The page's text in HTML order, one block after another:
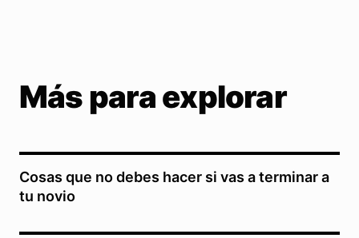
Más para explorar
Cosas que no debes hacer si vas a terminar a
tu novio